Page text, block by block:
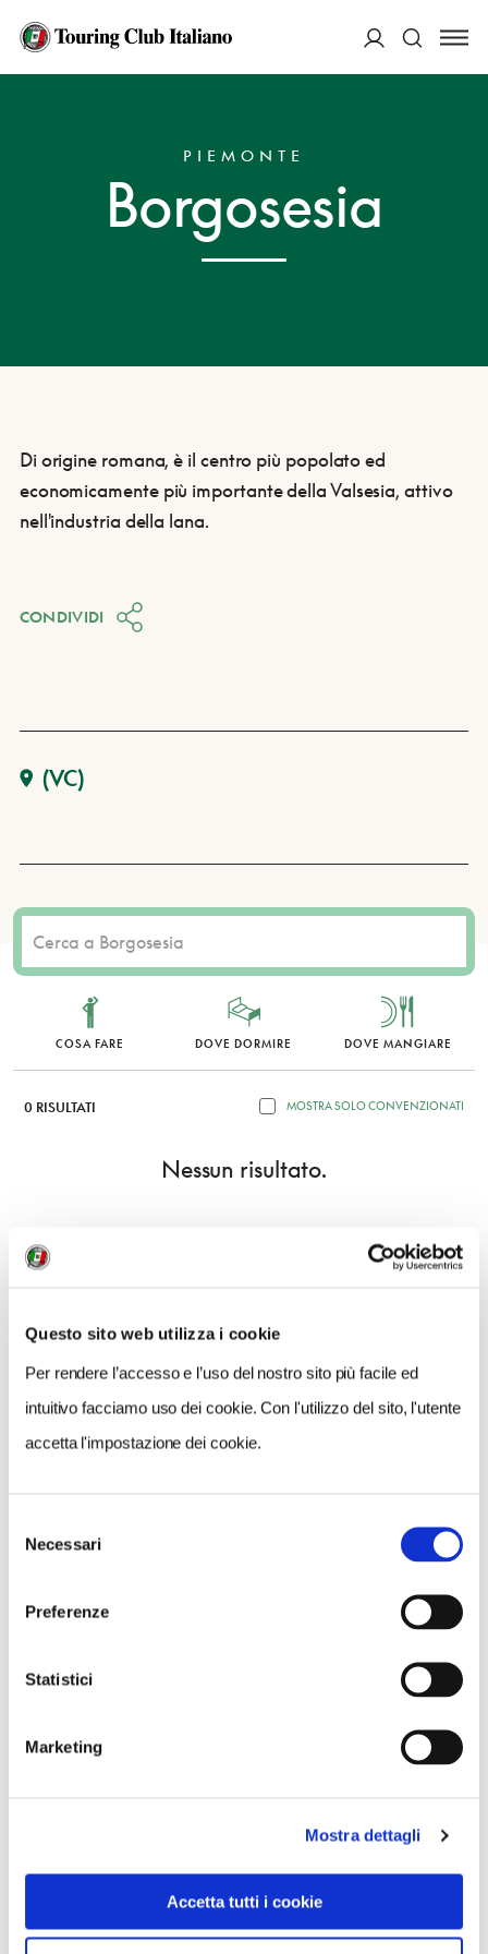
Questo sito web utilizza i cookie
Per rendere l’accesso e l’uso del nostro sito più facile ed
intuitivo facciamo uso dei cookie. Con l'utilizzo del sito, l'utente
accetta l'impostazione dei cookie.
delNecessari
Preferenze
Statistici
Marketing
Mostra dettagli
Accetta tutti i cookie
HOME
PIEMONTE
Borgosesia
Di origine romana, è il centro più popolato ed
economicamente più importante della Valsesia, attivo
nell'industria della lana.
CONDIVIDI
(VC)
COSA FARE DOVE DORMIRE DOVE MANGIARE
0 RISULTATI MOSTRA SOLO CONVENZIONATI
Nessun risultato.